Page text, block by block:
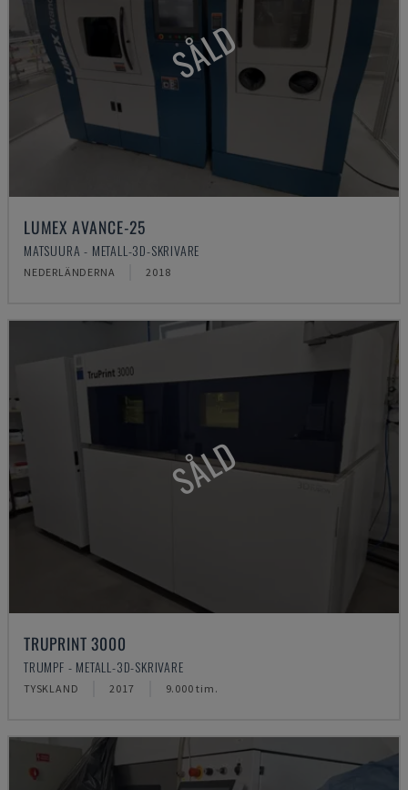
SÅLD
LUMEX AVANCE-25
MATSUURA - METALL-3D-SKRIVARE
NEDERLÄNDERNA 2018
SÅLD
TRUPRINT 3000
TRUMPF - METALL-3D-SKRIVARE
TYSKLAND 2017 9.000 tim.